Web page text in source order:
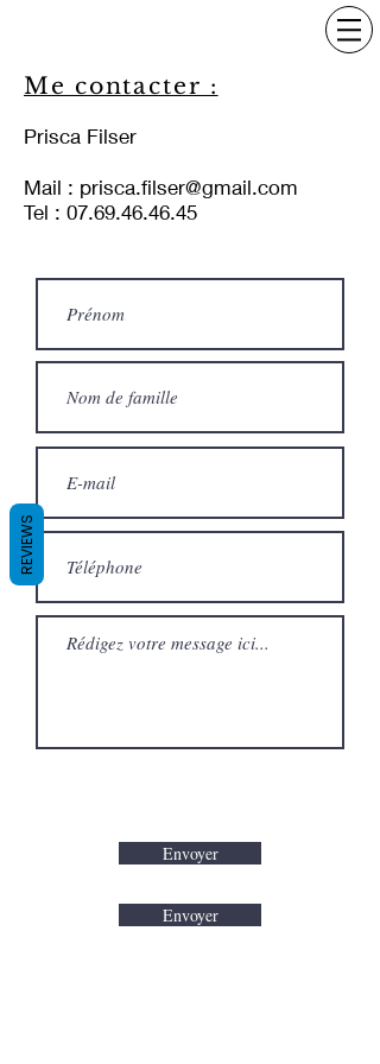
Me contacter :
Prisca Filser
Mail : prisca.filser@gmail.com
Tel : 07.69.46.46.45
Envoyer
Envoyer
REVIEWS